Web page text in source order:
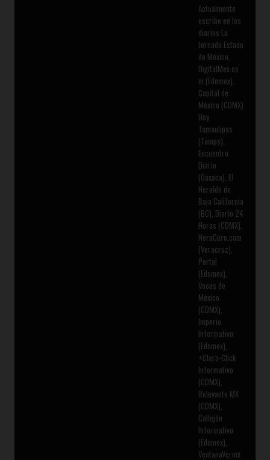
Actualmente
escribe en los
diarios La
Jornada Estado
de México,
DigitalMex.co
m (Edomex),
Capital de
México (CDMX)
Hoy
Tamaulipas
(Tamps),
Encuentro
Diario
(Oaxaca), El
Heraldo de
Baja California
(BC), Diario 24
Horas (CDMX),
HoraCero.com
(Veracruz),
Portal
(Edomex),
Voces de
México
(CDMX),
Imperio
Informativo
(Edomex),
+Claro-Click
Informativo
(CDMX),
Relevante MX
(CDMX),
Callejón
Informativo
(Edomex),
VentanaVermx